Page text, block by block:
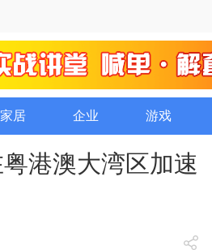
家居 企业 游戏
港澳大湾区加速